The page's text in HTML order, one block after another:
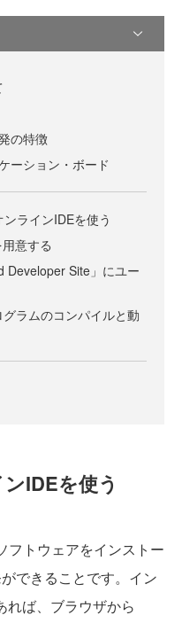
の特徴
ーション・ボード
ラインIDEを使う
意する
Developer Site」にユー
ラムのコンパイルと動
IDEを使う
トウェアをインストー
できることです。イン
れば、ブラウザから